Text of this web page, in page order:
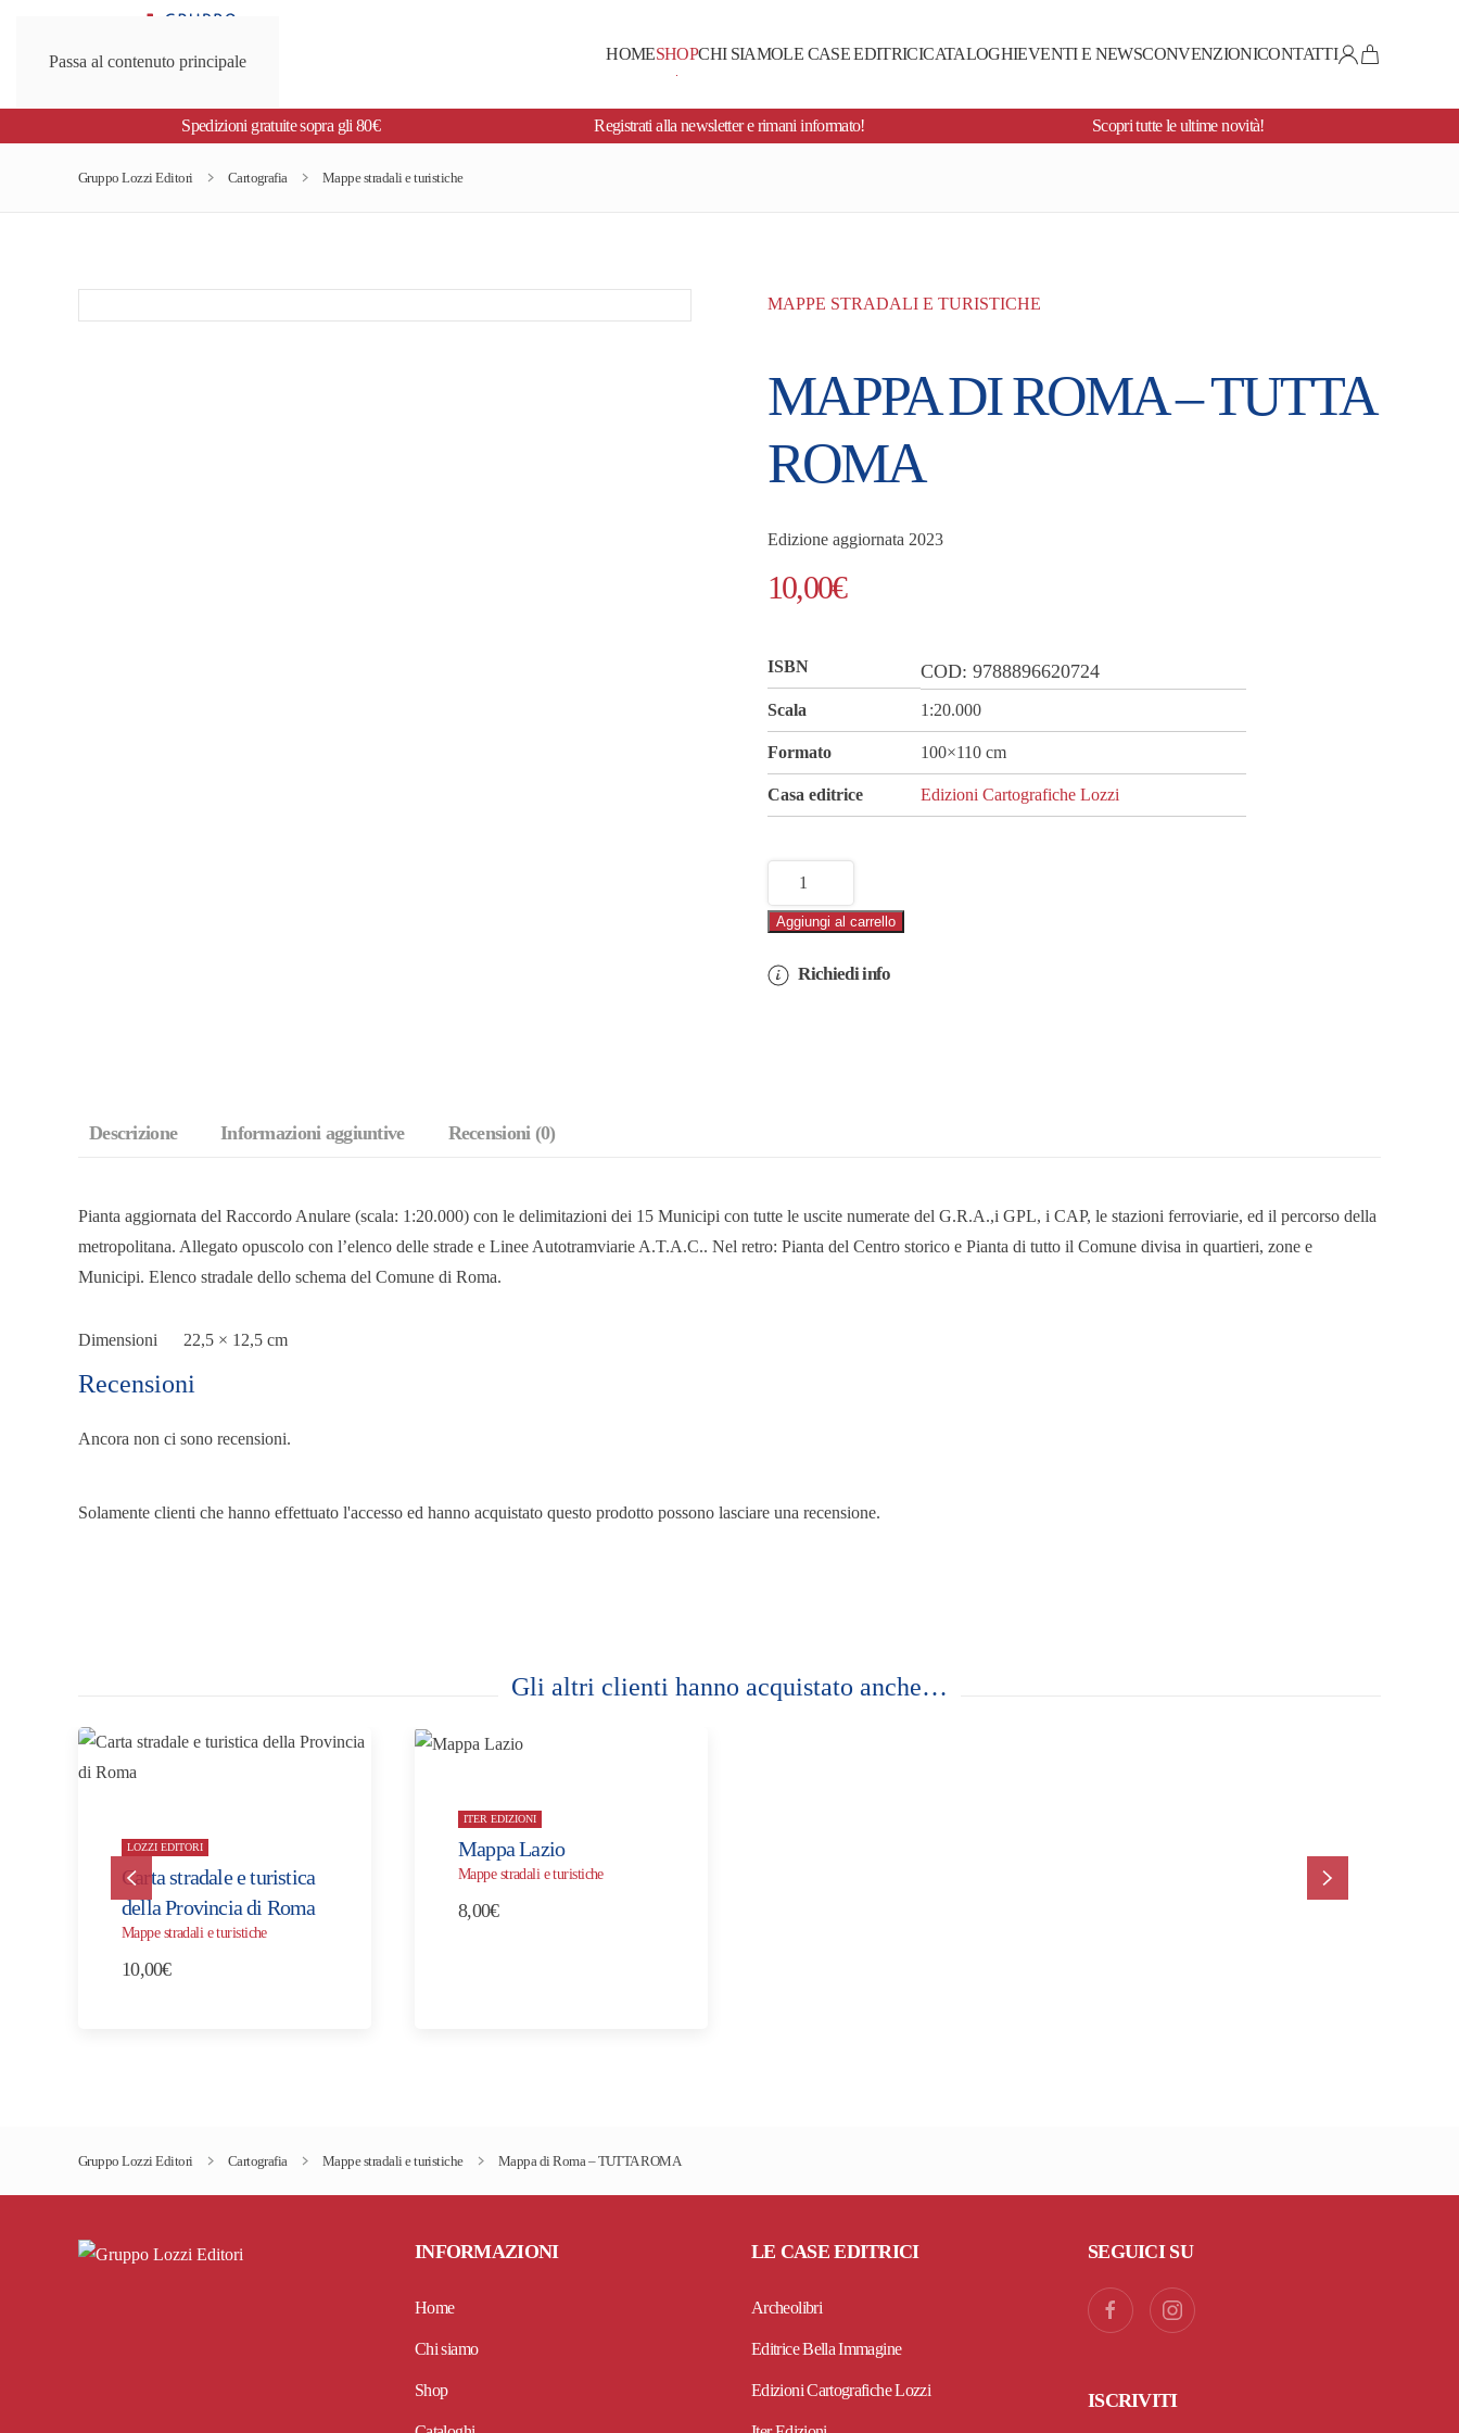
Passa al contenuto principale HOMESHOPCHI SIAMOLE CASE EDITRICICATALOGHIEVENTI E NEWSCONVENZIONICONTATTI
Spedizioni gratuite sopra gli 80€ Registrati alla newsletter e rimani informato! Scopri tutte le ultime novità!
Gruppo Lozzi Editori Cartografia Mappe stradali e turistiche
MAPPE STRADALI E TURISTICHE
MAPPA DI ROMA – TUTTA
ROMA
Edizione aggiornata 2023
10,00€
ISBN COD:9788896620724
Scala 1:20.000
Formato 100×110 cm
Casa editrice Edizioni Cartografiche Lozzi
Mappa
di
Roma
–
Aggiungi al carrello
Richiedi info
Descrizione Informazioni aggiuntive Recensioni (0)
Pianta aggiornata del Raccordo Anulare (scala: 1:20.000) con le delimitazioni dei 15 Municipi con tutte le uscite numerate del G.R.A.,i GPL, i CAP, le stazioni ferroviarie, ed il percorso della
metropolitana. Allegato opuscolo con l’elenco delle strade e Linee Autotramviarie A.T.A.C.. Nel retro: Pianta del Centro storico e Pianta di tutto il Comune divisa in quartieri, zone e
Municipi. Elenco stradale dello schema del Comune di Roma.
Dimensioni 22,5 × 12,5 cm
Recensioni
Ancora non ci sono recensioni.
Solamente clienti che hanno effettuato l'accesso ed hanno acquistato questo prodotto possono lasciare una recensione.
Gli altri clienti hanno acquistato anche…
LOZZI EDITORI
Carta stradale e turistica
della Provincia di Roma
Mappe stradali e turistiche
10,00€
ITER EDIZIONI
Mappa Lazio
Mappe stradali e turistiche
8,00€
Gruppo Lozzi Editori Cartografia Mappe stradali e turistiche Mappa di Roma – TUTTA ROMA
INFORMAZIONI
Home
Chi siamo
Shop
LE CASE EDITRICI
Archeolibri
Editrice Bella Immagine
Edizioni Cartografiche Lozzi
SEGUICI SU
ISCRIVITI